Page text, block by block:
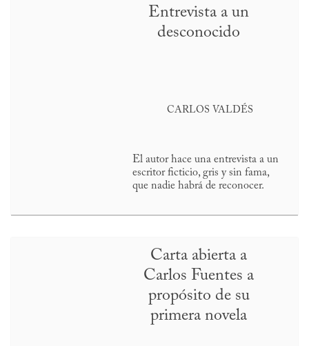
Entrevista a un
desconocido
CARLOS VALDÉS
El autor hace una entrevista a un
escritor ficticio, gris y sin fama,
que nadie habrá de reconocer.
Carta abierta a
Carlos Fuentes a
propósito de su
primera novela